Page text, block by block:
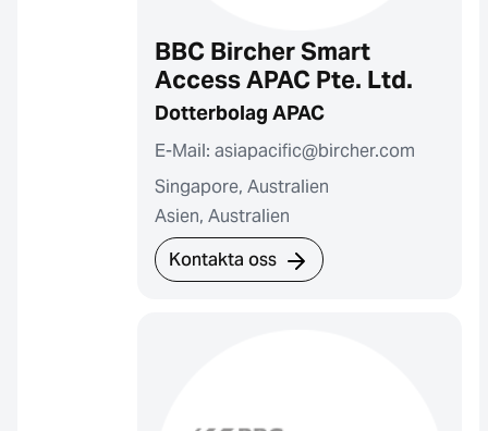
BBC Bircher Smart
Access APAC Pte. Ltd.
Dotterbolag APAC
E-Mail: asiapacific@bircher.com
Singapore, Australien
Asien, Australien
Kontakta oss